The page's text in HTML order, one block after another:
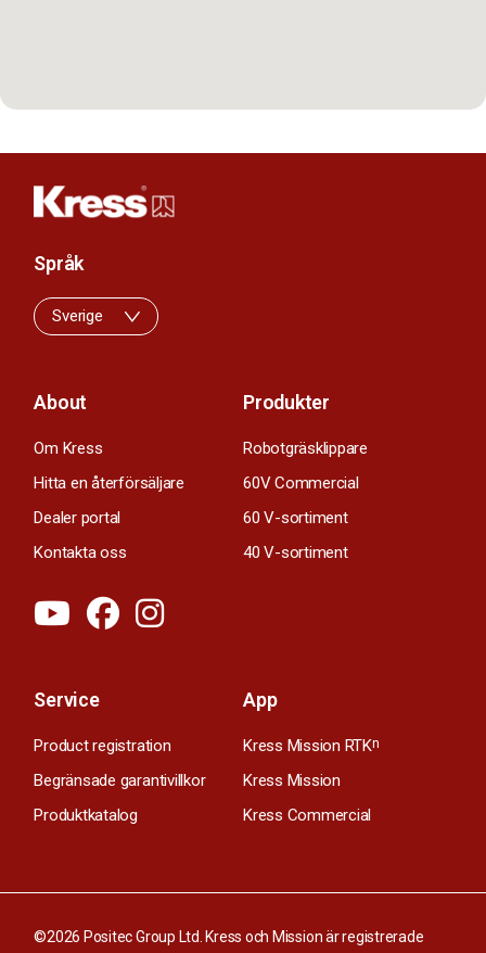
About
Om Kress
Hitta en återförsäljare
Dealer portal
Kontakta oss
Produkter
Robotgräsklippare
60V Commercial
60 V-sortiment
40 V-sortiment
Service
Product registration
Begränsade garantivillkor
Produktkatalog
App
Kress Mission RTKn
Kress Mission
Kress Commercial
Språk
Sverige
©2026 Positec Group Ltd. Kress och Mission är registrerade